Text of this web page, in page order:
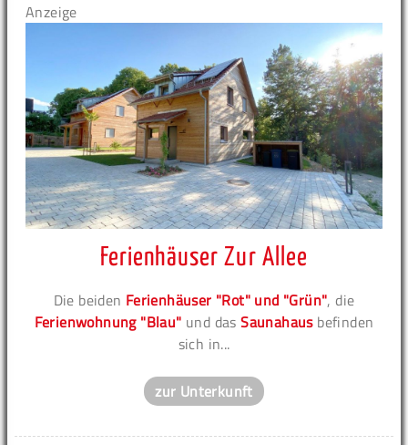
Anzeige
Ferienhäuser Zur Allee
Die beiden Ferienhäuser "Rot" und "Grün", die
Ferienwohnung "Blau" und dasSaunahausbefinden
sich in...
zur Unterkunft